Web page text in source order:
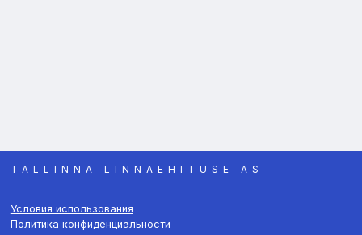
TALLINNA LINNAEHITUSE AS
Условия использования
Политика конфиденциальности